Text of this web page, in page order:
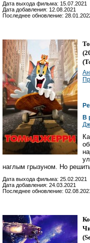
Дата выхода фильма: 15.07.2021
Дата добавления: 12.08.2021
Последнее обновление:
(
В
наглым грызуном. Но
Дата выхода фильма: 25.02.2021
Дата добавления: 24.03.2021
Последнее обновление:
(